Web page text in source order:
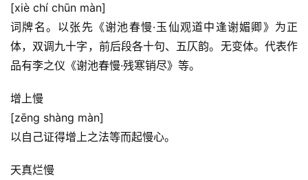
[xiè chí chūn màn]
词牌名。以张先《谢池春慢·玉仙观道中逢谢媚卿》为正
体，双调九十字，前后段各十句、五仄韵。无变体。代表作
品有李之仪《谢池春慢·残寒销尽》等。
增上慢
[zēng shàng màn]
以自己证得增上之法等而起慢心。
天真烂慢